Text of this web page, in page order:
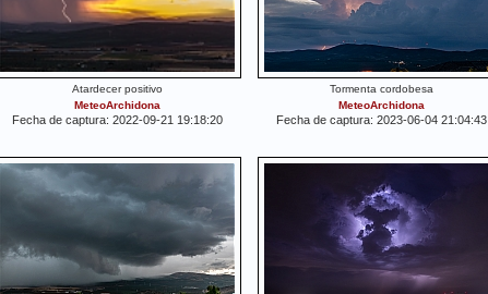
Atardecer positivo
MeteoArchidona
Fecha de captura: 2022-09-21 19:18:20
Tormenta cordobesa
MeteoArchidona
Fecha de captura: 2023-06-04 21:04:43